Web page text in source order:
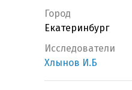
Город
Екатеринбург
Исследователи
Хлынов И.Б